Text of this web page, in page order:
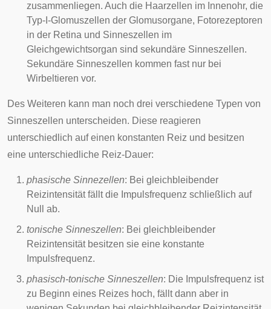
zusammenliegen. Auch die Haarzellen im Innenohr, die
Typ-I-Glomuszellen der Glomusorgane, Fotorezeptoren
in der Retina und Sinneszellen im
Gleichgewichtsorgan sind sekundäre Sinneszellen.
Sekundäre Sinneszellen kommen fast nur bei
Wirbeltieren vor.
Des Weiteren kann man noch drei verschiedene Typen von
Sinneszellen unterscheiden. Diese reagieren
unterschiedlich auf einen konstanten Reiz und besitzen
eine unterschiedliche Reiz-Dauer:
phasische Sinnezellen: Bei gleichbleibender
Reizintensität fällt die Impulsfrequenz schließlich auf
Null ab.
tonische Sinneszellen: Bei gleichbleibender
Reizintensität besitzen sie eine konstante
Impulsfrequenz.
phasisch-tonische Sinneszellen: Die Impulsfrequenz ist
zu Beginn eines Reizes hoch, fällt dann aber in